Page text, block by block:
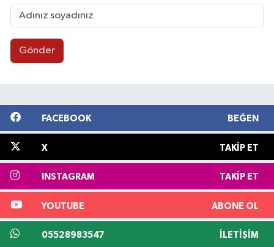
Gönder
FACEBOOK BEĞEN
X TAKIP ET
INSTAGRAM TAKIP ET
YOUTUBE ABONE OL
05528983547 İLETIŞIM